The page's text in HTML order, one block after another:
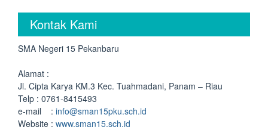
Kontak Kami
SMA Negeri 15 Pekanbaru
Alamat :
Jl. Cipta Karya KM.3 Kec. Tuahmadani, Panam – Riau
Telp : 0761-8415493
e-mail : info@sman15pku.sch.id
Website : www.sman15.sch.id